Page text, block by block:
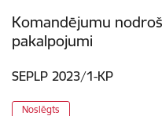
Komandējumu
pakalpojumi
SEPLP 2023/1-KP
Noslēgts